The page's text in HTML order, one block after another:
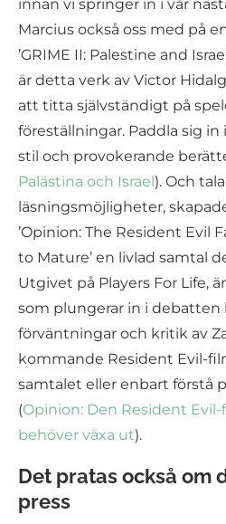
innan vi springer in i vår
Marcius också oss med på
’GRIME II: Palestine and
är detta verk av Victor
att titta självständigt på
föreställningar. Paddla sig
stil och provokerande
Palästina och Israel ). Och
läsningsmöjligheter,
’Opinion: The Resident Evil
to Mature’ en livlad samtal
Utgivet på Players For Life,
som plungerar in i debatten
förväntningar och kritik av
kommande Resident Evil-
samtalet eller enbart förstå
(Opinion: Den Resident
behöver växa ut).
Det pratas också om
press